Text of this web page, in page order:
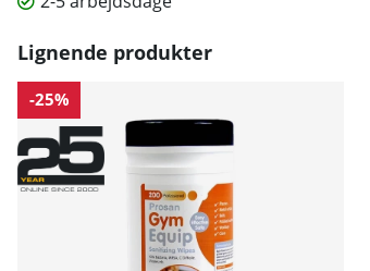
Lignende produkter
-25%